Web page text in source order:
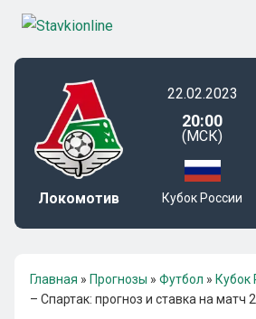
Локомотив
22.02.2023
20:00
(МСК)
Кубок России
Главная » Прогнозы » Футбол » Кубок
– Спартак: прогноз и ставка на матч